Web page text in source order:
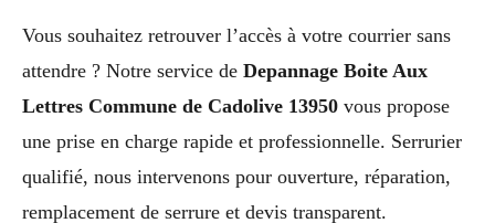
Vous souhaitez retrouver l’accès à votre courrier sans
attendre ? Notre service de Depannage Boite Aux
Lettres Commune de Cadolive 13950 vous propose
une prise en charge rapide et professionnelle. Serrurier
qualifié, nous intervenons pour ouverture, réparation,
remplacement de serrure et devis transparent.